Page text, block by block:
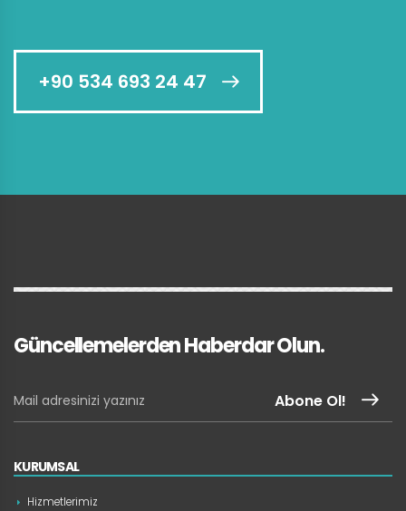
+90 534 693 24 47
Güncellemelerden Haberdar Olun.
Abone Ol!
KURUMSAL
Hizmetlerimiz